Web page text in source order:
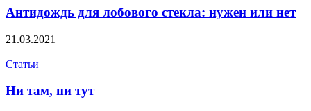
Антидождь для лобового стекла: нужен или нет
21.03.2021
Статьи
Ни там, ни тут